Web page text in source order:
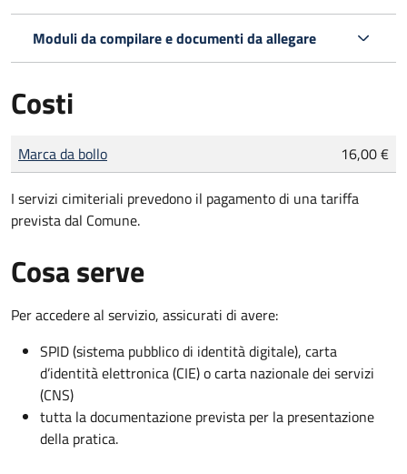
Moduli da compilare e documenti da allegare
Costi
Tipo di pagamento
Importo
Marca da bollo 16,00 €
I servizi cimiteriali prevedono il pagamento di una tariffa
prevista dal Comune.
Cosa serve
Per accedere al servizio, assicurati di avere:
SPID (sistema pubblico di identità digitale), carta
d’identità elettronica (CIE) o carta nazionale dei servizi
(CNS)
tutta la documentazione prevista per la presentazione
della pratica.